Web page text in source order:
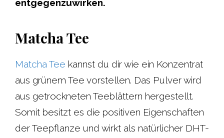
entgegenzuwirken.
Matcha Tee
Matcha Tee kannst du dir wie ein Konzentrat
aus grünem Tee vorstellen. Das Pulver wird
aus getrockneten Teeblättern hergestellt.
Somit besitzt es die positiven Eigenschaften
der Teepflanze und wirkt als natürlicher DHT-